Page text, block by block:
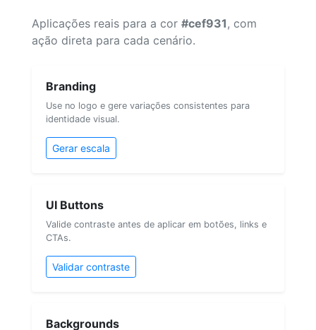
Aplicações reais para a cor #cef931 , com
ação direta para cada cenário.
Branding
Use no logo e gere variações consistentes para
identidade visual.
Gerar escala
UI Buttons
Valide contraste antes de aplicar em botões, links e
CTAs.
Validar contraste
Backgrounds